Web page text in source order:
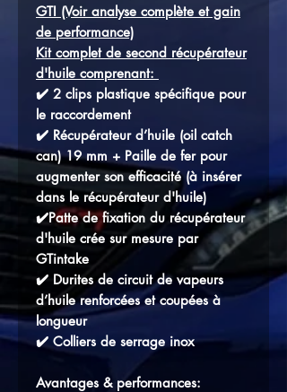
GTI (Voir analyse complète et gain
de performance)
Kit complet de second récupérateur
d'huile comprenant:
✔️ 2 clips plastique spécifique pour
le raccordement
✔️ Récupérateur d’huile (oil catch
can) 19 mm + Paille de fer pour
augmenter son efficacité (à insérer
dans le récupérateur d'huile)
✔️Patte de fixation du récupérateur
d'huile crée sur mesure par
GTintake
✔️ Durites de circuit de vapeurs
d’huile renforcées et coupées à
longueur
✔️ Colliers de serrage inox
Avantages & performances: